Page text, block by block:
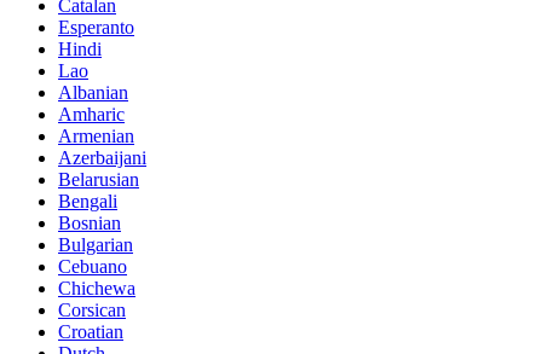
Catalan
Esperanto
Hindi
Lao
Albanian
Amharic
Armenian
Azerbaijani
Belarusian
Bengali
Bosnian
Bulgarian
Cebuano
Chichewa
Corsican
Croatian